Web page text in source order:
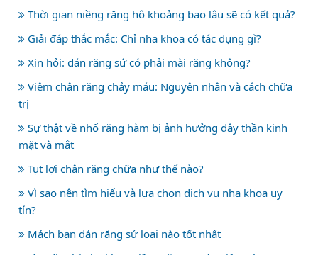
Thời gian niềng răng hô khoảng bao lâu sẽ có kết quả?
Giải đáp thắc mắc: Chỉ nha khoa có tác dụng gì?
Xin hỏi: dán răng sứ có phải mài răng không?
Viêm chân răng chảy máu: Nguyên nhân và cách chữa
trị
Sự thật về nhổ răng hàm bị ảnh hưởng dây thần kinh
mặt và mắt
Tụt lợi chân răng chữa như thế nào?
Vì sao nên tìm hiểu và lựa chọn dịch vụ nha khoa uy
tín?
Mách bạn dán răng sứ loại nào tốt nhất